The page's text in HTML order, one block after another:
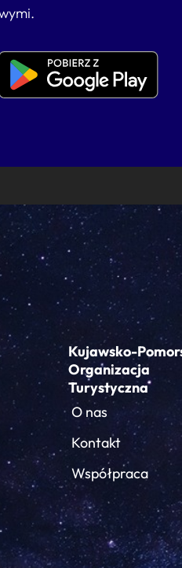
Kujawsko-
Organizacja
Turystyczna
O nas
Kontakt
Współpraca